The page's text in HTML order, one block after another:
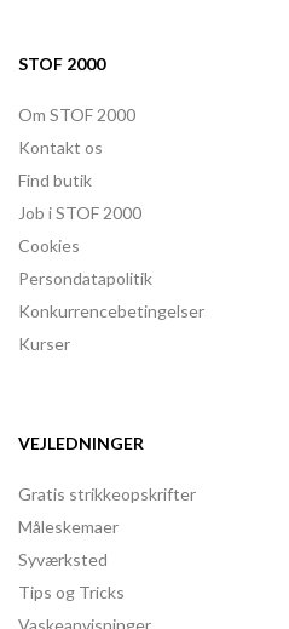
STOF 2000
Om STOF 2000
Kontakt os
Find butik
Job i STOF 2000
Cookies
Persondatapolitik
Konkurrencebetingelser
Kurser
VEJLEDNINGER
Gratis strikkeopskrifter
Måleskemaer
Syværksted
Tips og Tricks
Vaskeanvisninger